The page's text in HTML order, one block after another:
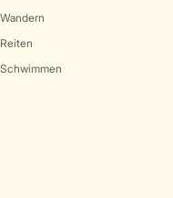
Wandern
Reiten
Schwimmen